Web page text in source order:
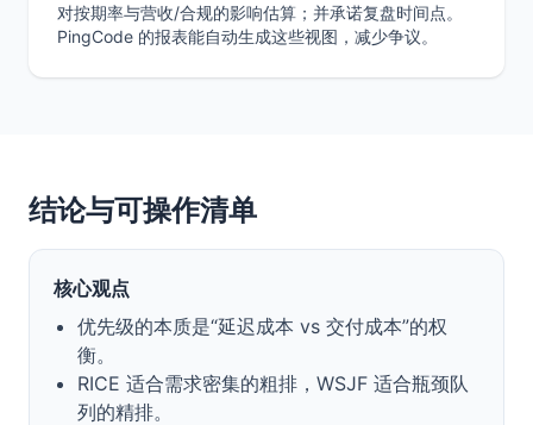
对按期率与营收/合规的影响估算；并承诺复盘时间点。
PingCode 的报表能自动生成这些视图，减少争议。
结论与可操作清单
核心观点
优先级的本质是“延迟成本 vs 交付成本”的权
衡。
RICE 适合需求密集的粗排，WSJF 适合瓶颈队
列的精排。